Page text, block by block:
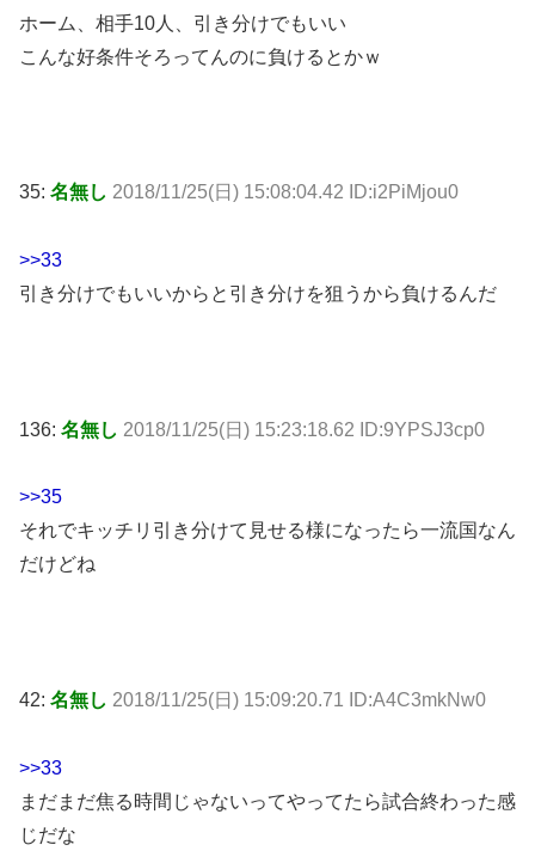
ホーム、相手10人、引き分けでもいい
こんな好条件そろってんのに負けるとかｗ
35: 名無し 2018/11/25(日) 15:08:04.42 ID:i2PiMjou0
>>33
引き分けでもいいからと引き分けを狙うから負けるんだ
136: 名無し 2018/11/25(日) 15:23:18.62 ID:9YPSJ3cp0
>>35
それでキッチリ引き分けて見せる様になったら一流国なん
だけどね
42: 名無し 2018/11/25(日) 15:09:20.71 ID:A4C3mkNw0
>>33
まだまだ焦る時間じゃないってやってたら試合終わった感
じだな